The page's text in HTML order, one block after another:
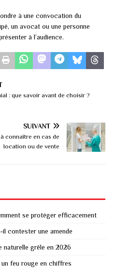
à une convocation du
un avocat ou une personne
à l’audience.
: que savoir avant de choisir ?
SUIVANT
connaître en cas de
location ou de vente
se protéger efficacement
contester une amende
naturelle grêle en 2026
feu rouge en chiffres